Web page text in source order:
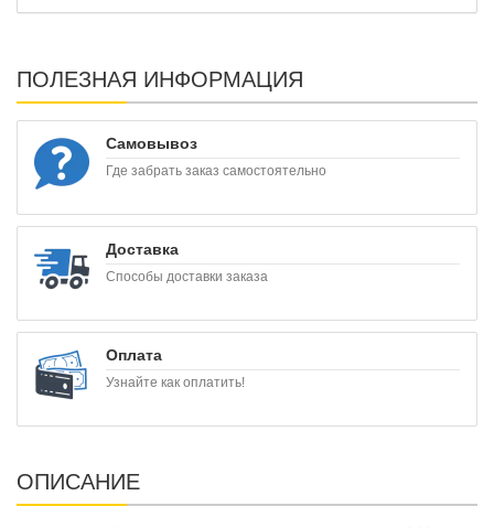
ПОЛЕЗНАЯ ИНФОРМАЦИЯ
Самовывоз
Где забрать заказ самостоятельно
Доставка
Способы доставки заказа
Оплата
Узнайте как оплатить!
ОПИСАНИЕ